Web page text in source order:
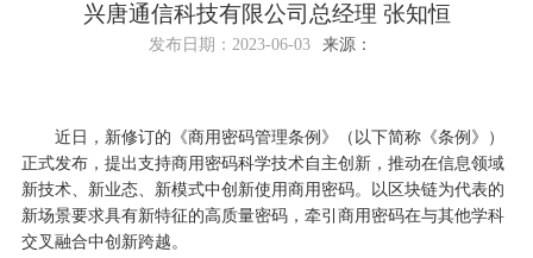
兴唐通信科技有限公司总经理 张知恒
发布日期： 2023-06-03 来源：
近日，新修订的《商用密码管理条例》（以下简称《条例》）
正式发布，提出支持商用密码科学技术自主创新，推动在信息领域
新技术、新业态、新模式中创新使用商用密码。以区块链为代表的
新场景要求具有新特征的高质量密码，牵引商用密码在与其他学科
交叉融合中创新跨越。